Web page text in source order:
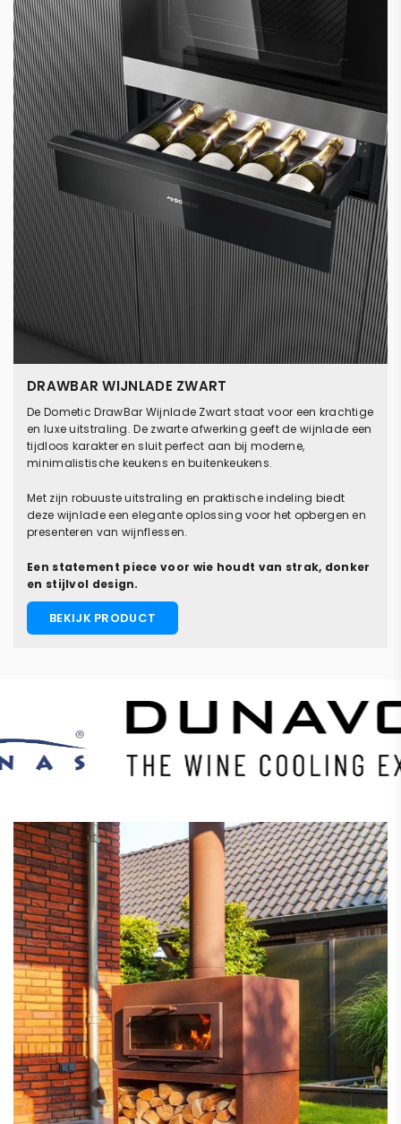
DRAWBAR WIJNLADE ZWART
De Dometic DrawBar Wijnlade Zwart staat voor een krachtige
en luxe uitstraling. De zwarte afwerking geeft de wijnlade een
tijdloos karakter en sluit perfect aan bij moderne,
minimalistische keukens en buitenkeukens.
Met zijn robuuste uitstraling en praktische indeling biedt
deze wijnlade een elegante oplossing voor het opbergen en
presenteren van wijnflessen.
Een statement piece voor wie houdt van strak, donker
en stijlvol design.
BEKIJK PRODUCT